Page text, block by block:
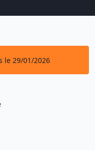
le 29/01/2026